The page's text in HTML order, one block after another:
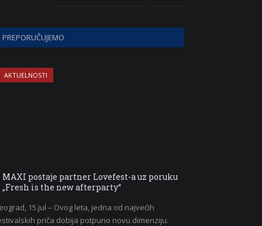
PREPORUČUJEMO
AKTUELNOSTI
MAXI postaje partner Lovefest-a uz poruku
„Fresh is the new afterparty“
15.jul – Ovog leta, jedna od najvećih
priča dobija potpuno novu dimenziju.